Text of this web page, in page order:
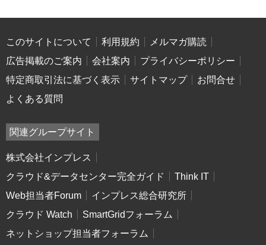
このサイトについて 利用規約
メルマガ購読
広告掲載のご案内
会社案内
プライバシーポリシー
特定商取引法に基づく表示
サイトマップ
お問合せ
よくある質問
関連グループサイト
株式会社インプレス
クラウド&データセンター完全ガイド
Think IT
Web担当者Forum
インプレス総合研究所
クラウド Watch
SmartGridフォーラム
ネットショップ担当者フォーラム